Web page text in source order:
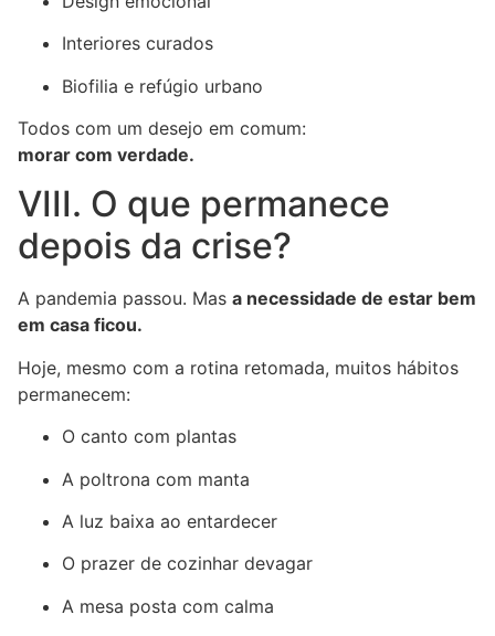
Interiores curados
Biofilia e refúgio urbano
Todos com um desejo em comum:
morar com verdade.
VIII. O que permanece
depois da crise?
A pandemia passou. Mas a necessidade de estar bem
em casa ficou.
Hoje, mesmo com a rotina retomada, muitos hábitos
permanecem:
O canto com plantas
A poltrona com manta
A luz baixa ao entardecer
O prazer de cozinhar devagar
A mesa posta com calma